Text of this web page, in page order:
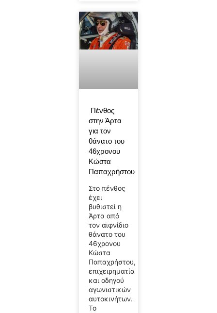
Πένθος
στην Άρτα
για τον
θάνατο του
46χρονου
Κώστα
Παπαχρήστου
Στο πένθος
έχει
βυθιστεί η
Άρτα από
τον αιφνίδιο
θάνατο του
46χρονου
Κώστα
Παπαχρήστου,
επιχειρηματία
και οδηγού
αγωνιστικών
αυτοκινήτων.
Το